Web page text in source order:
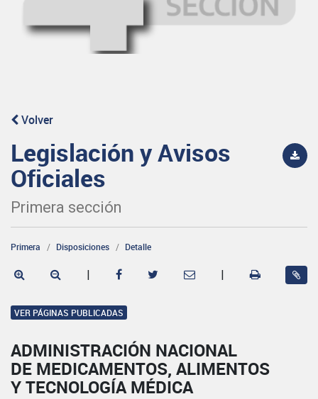
Volver
Legislación y Avisos
Oficiales
Primera sección
Primera Disposiciones Detalle
| |
VER PÁGINAS PUBLICADAS
ADMINISTRACIÓN NACIONAL
DE MEDICAMENTOS, ALIMENTOS
Y TECNOLOGÍA MÉDICA